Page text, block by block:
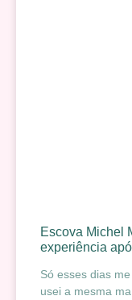
Escova Michel
experiência
Só esses dias
usei a mesma